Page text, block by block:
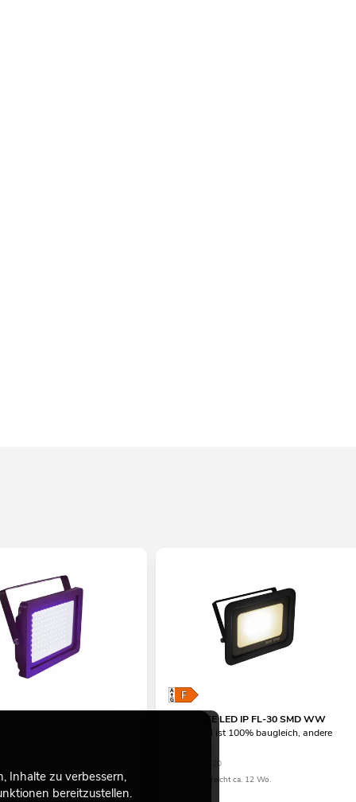
EUROLITE LED IP FL-30 SMD WW
der Artikel ist 100% baugleich, andere
No. 51915020
Bestand reicht ca. 12 Wo.
Inhalte zu verbessern,
bereitzustellen.